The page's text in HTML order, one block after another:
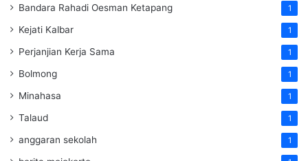
Bandara Rahadi Oesman Ketapang 1
Kejati Kalbar 1
Perjanjian Kerja Sama 1
Bolmong 1
Minahasa 1
Talaud 1
anggaran sekolah 1